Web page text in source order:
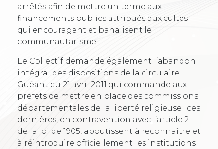
arrêtés afin de mettre un terme aux
financements publics attribués aux cultes
qui encouragent et banalisent le
communautarisme.
Le Collectif demande également l’abandon
intégral des dispositions de la circulaire
Guéant du 21 avril 2011 qui commande aux
préfets de mettre en place des commissions
départementales de la liberté religieuse ; ces
dernières, en contravention avec l’article 2
de la loi de 1905, aboutissent à reconnaître et
à réintroduire officiellement les institutions